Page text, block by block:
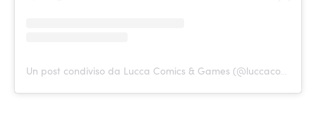
Un post condiviso da Lucca Comics & Games (@luccacomicsandgames)